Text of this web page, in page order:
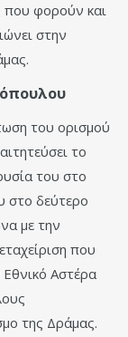
που φορούν και
στην
του ορισμού
το
του στο
στο δεύτερο
με την
που
Εθνικό Αστέρα
της Δράμας.